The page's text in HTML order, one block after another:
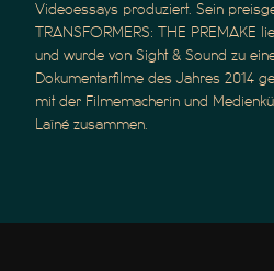
Videoessays produziert. Sein
TRANSFORMERS: THE PREMAKE
und wurde von Sight & Sound zu
Dokumentarfilme des Jahres 2014
mit der Filmemacherin und
Laîné zusammen.